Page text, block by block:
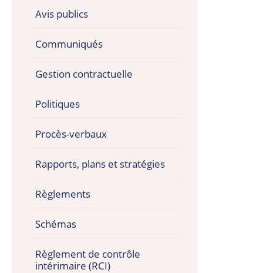
Avis publics
Communiqués
Gestion contractuelle
Politiques
Procès-verbaux
Rapports, plans et stratégies
Règlements
Schémas
Règlement de contrôle
intérimaire (RCI)